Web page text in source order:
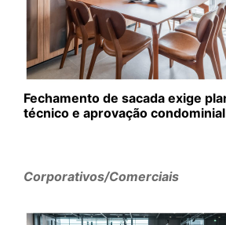
Fechamento de sacada exige
técnico e aprovação condominial
Corporativos/Comerciais